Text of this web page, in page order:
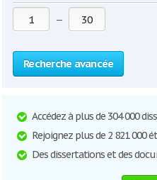
—
Recherche avancée
Accédez à plus de 304 000
Rejoignez plus de 2 821 000
Des dissertations et des